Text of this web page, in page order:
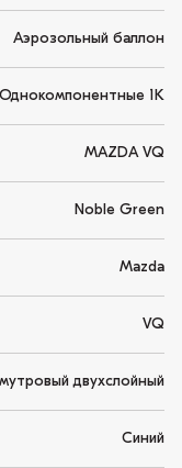
Аэрозольный баллон
Однокомпонентные 1K
MAZDA VQ
Noble Green
Mazda
VQ
двухслойный
Синий